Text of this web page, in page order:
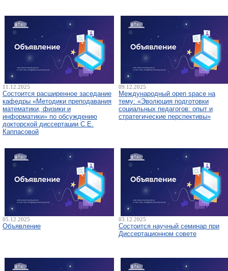
11.12.2025
Состоится расширенное заседание
кафедры «Методики преподавания
математики, физики и
информатики» по обсуждению
докторской диссертации С.Е.
Каппасовой
09.12.2025
Международный open space на
тему: «Эволюция подготовки
социальных педагогов: опыт и
стратегические перспективы»
05.12.2025
Объявление
03.12.2025
Состоится научный семинар при
Диссертационном совете